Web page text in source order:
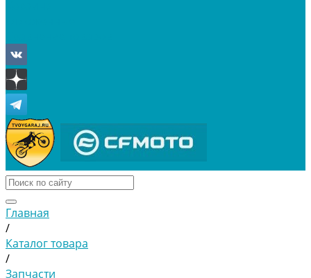
Главная
/
Каталог товара
/
Запчасти